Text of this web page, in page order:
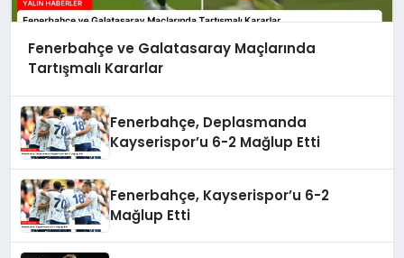
Fenerbahçe ve Galatasaray Maçlarında
Tartışmalı Kararlar
Fenerbahçe, Deplasmanda
Kayserispor’u 6-2 Mağlup Etti
Fenerbahçe, Kayserispor’u 6-2
Mağlup Etti